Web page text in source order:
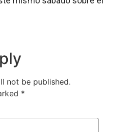
not be published.
*